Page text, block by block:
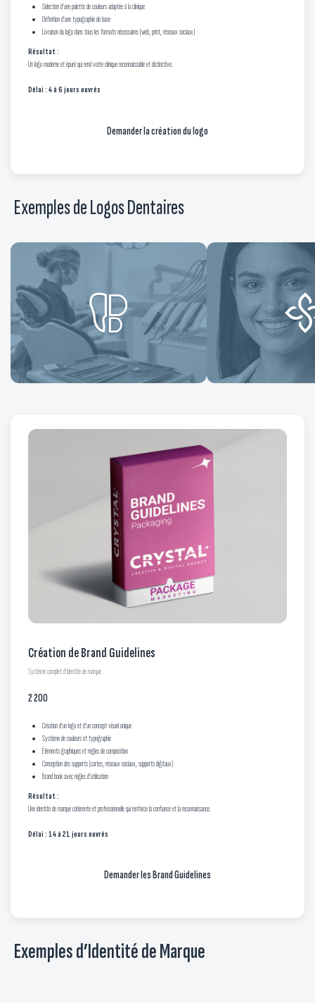
Sélection d’une palette de couleurs adaptée à la clinique
Définition d’une typographie de base
Livraison du logo dans tous les formats nécessaires (web, print, réseaux sociaux)
Résultat :
Un logo moderne et épuré qui rend votre clinique reconnaissable et distinctive.
Délai : 4 à 6 jours ouvrés
Demander la création du logo
Exemples de Logos Dentaires
Création de Brand Guidelines
Système complet d’identité de marque
2 200
Création d’un logo et d’un concept visuel unique
Système de couleurs et typographie
Éléments graphiques et règles de composition
Conception des supports (cartes, réseaux sociaux, supports digitaux)
Brand book avec règles d’utilisation
Résultat :
Une identité de marque cohérente et professionnelle qui renforce la confiance et la reconnaissance.
Délai : 14 à 21 jours ouvrés
Demander les Brand Guidelines
Exemples d’Identité de Marque